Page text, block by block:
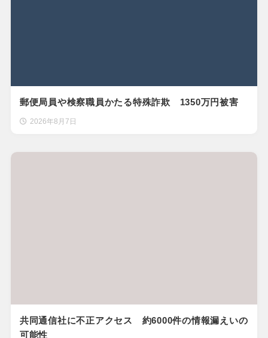
郵便局員や検察職員かたる特殊詐欺 1350万円被害
2026年8月7日
共同通信社に不正アクセス 約6000件の情報漏えいの
可能性